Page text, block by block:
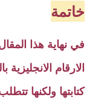
خاتمة
في نهاية هذا
الارقام
كتابتها ولكنها